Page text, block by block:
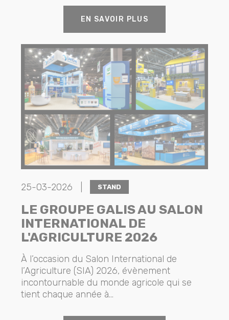
EN SAVOIR PLUS
25-03-2026 | STAND
LE GROUPE GALIS AU SALON
INTERNATIONAL DE
L'AGRICULTURE 2026
À l’occasion du Salon International de
l’Agriculture (SIA) 2026, évènement
incontournable du monde agricole qui se
tient chaque année à...